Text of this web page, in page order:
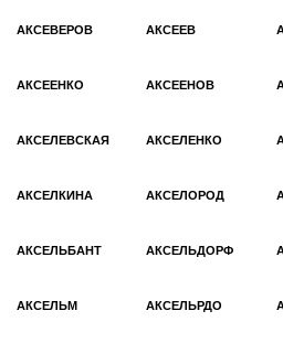
АКСЕВЕРОВ АКСЕЕВ
АКСЕЕНКО АКСЕЕНОВ
АКСЕЛЕВСКАЯ АКСЕЛЕНКО
АКСЕЛКИНА АКСЕЛОРОД
АКСЕЛЬБАНТ АКСЕЛЬДОРФ
АКСЕЛЬМ АКСЕЛЬРДО